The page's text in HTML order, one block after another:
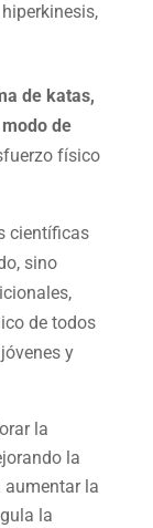
de katas,
de
físico
científicas
sino
de todos
y
la
la
aumentar la
la